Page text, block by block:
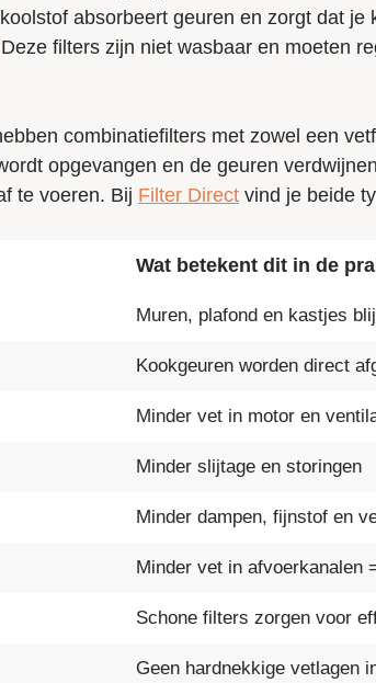
absorbeert geuren en zorgt dat je
filters zijn niet wasbaar en moeten
combinatiefilters met zowel een
opgevangen en de geuren
te voeren. Bij Filter Direct vind je beide
Wat betekent dit in de
Muren, plafond en kastjes
Kookgeuren worden direct
Minder vet in motor en
Minder slijtage en storingen
Minder dampen, fijnstof en
Minder vet in afvoerkanalen
Schone filters zorgen voor
Geen hardnekkige vetlagen